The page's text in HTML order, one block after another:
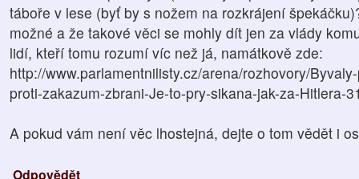
táboře v lese (byť by s nožem na rozkrájení
možné a že takové věci se mohly dít jen za vlády
lidí, kteří tomu rozumí víc než já, namátkově zde:
http://www.parlamentnilisty.cz/arena/rozhovory/
proti-zakazum-zbrani-Je-to-pry-sikana-jak-za-Hitlera-
A pokud vám není věc lhostejná, dejte o tom vědět i
Odpovědět